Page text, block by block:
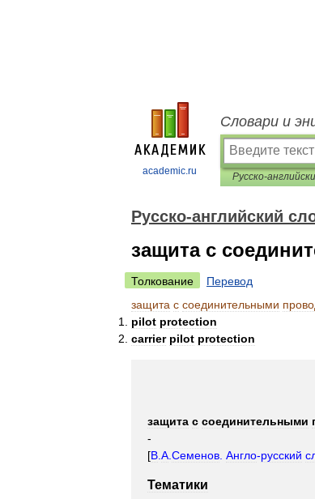
academic.ru
Словари и
Русско-английский
защита с
Толкование
Перевод
защита с соединительными
pilot protection
carrier pilot protection
защита с соединительными
-
[В А Семенов Англо-русский
Тематики